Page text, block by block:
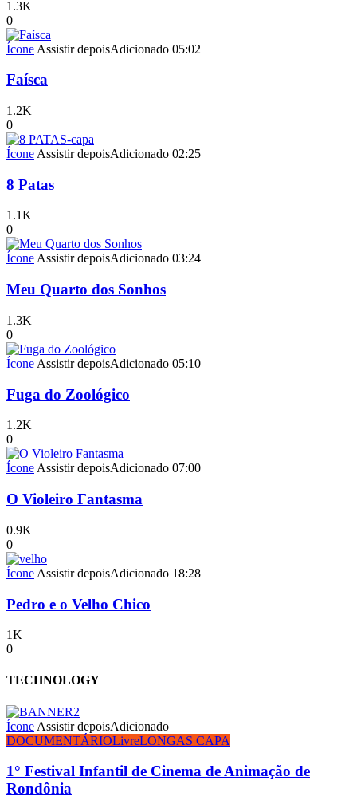
1.3K
0
Ícone Assistir depoisAdicionado 05:02
Faísca
1.2K
0
Ícone Assistir depoisAdicionado 02:25
8 Patas
1.1K
0
ÍconeAssistir depoisAdicionado 03:24
Meu Quarto dos Sonhos
1.3K
0
Ícone Assistir depoisAdicionado 05:10
Fuga do Zoológico
1.2K
0
Ícone Assistir depoisAdicionado 07:00
O Violeiro Fantasma
0.9K
0
Ícone Assistir depoisAdicionado 18:28
Pedro e o Velho Chico
1K
0
TECHNOLOGY
Ícone Assistir depoisAdicionado
DOCUMENTÁRIOLivreLONGAS CAPA
1° Festival Infantil de Cinema de Animação de
Rondônia